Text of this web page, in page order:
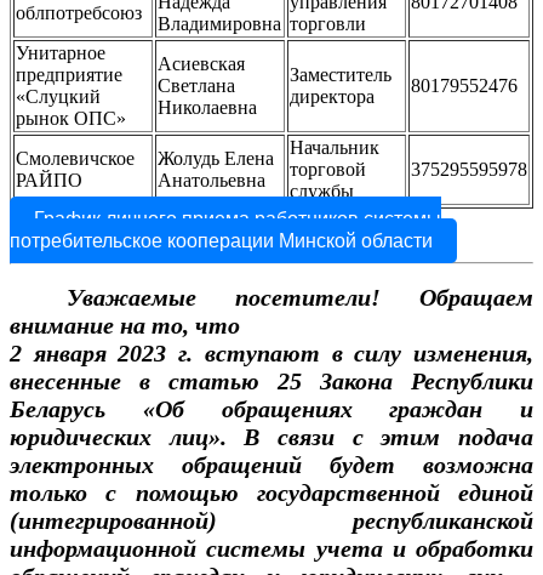
облпотребсоюз
Владимировна торговли
Унитарное
предприятие
«Слуцкий
рынок ОПС»
Асиевская
Светлана
Николаевна
Заместитель
директора
80179552476
Смолевичское
РАЙПО
Жолудь Елена
Анатольевна
Начальник
торговой
службы
375295595978
График личного приема работников системы
потребительское кооперации Минской области
Уважаемые посетители! Обращаем
внимание на то, что
2 января 2023 г. вступают в силу изменения,
внесенные в статью 25 Закона Республики
Беларусь «Об обращениях граждан и
юридических лиц». В связи с этим подача
электронных обращений будет возможна
только с помощью государственной единой
(интегрированной) республиканской
информационной системы учета и обработки